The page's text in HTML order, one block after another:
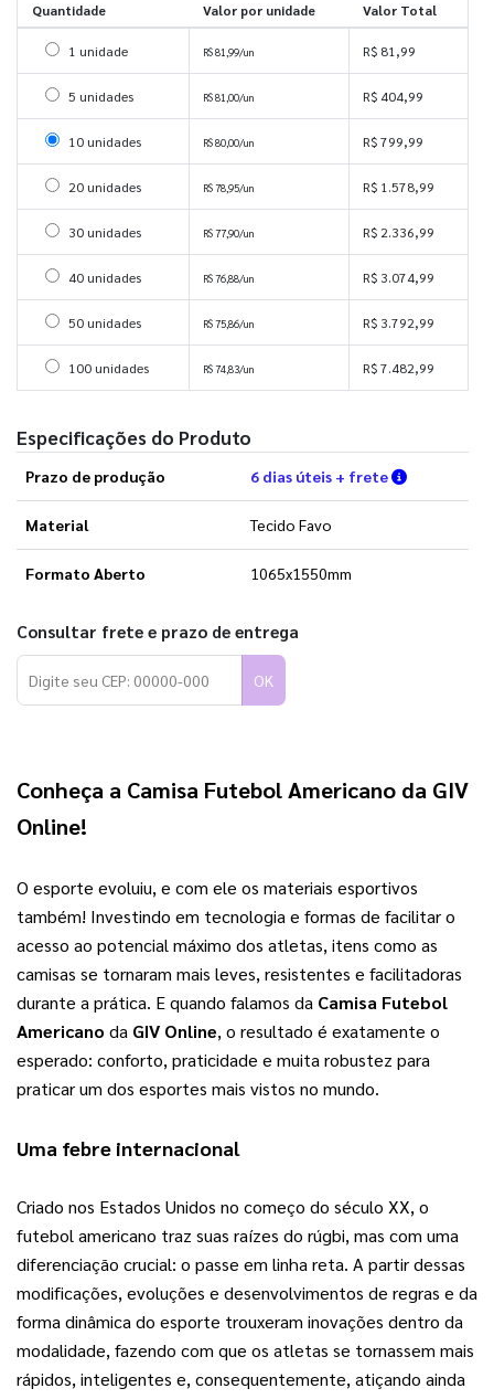
Quantidade Valor por unidade Valor Total
Selecionar 1 unidade
1 unidade R$ 81,99/un R$ 81,99
Selecionar 5 unidades
5 unidades R$ 81,00/un R$ 404,99
Selecionar 10 unidades
10 unidades R$ 80,00/un R$ 799,99
Selecionar 20 unidades
20 unidades R$ 78,95/un R$ 1.578,99
Selecionar 30 unidades
30 unidades R$ 77,90/un R$ 2.336,99
Selecionar 40 unidades
40 unidades R$ 76,88/un R$ 3.074,99
Selecionar 50 unidades
50 unidades R$ 75,86/un R$ 3.792,99
Selecionar 100 unidades
100 unidades R$ 74,83/un R$ 7.482,99
Especificações do Produto
Prazo de produção 6 dias úteis + frete Verifique
Material Tecido Favo
Formato Aberto 1065x1550mm
Consultar frete e prazo de entrega
OK
Conheça a Camisa Futebol Americano da GIV
Online!
O esporte evoluiu, e com ele os materiais esportivos
também! Investindo em tecnologia e formas de facilitar o
acesso ao potencial máximo dos atletas, itens como as
camisas se tornaram mais leves, resistentes e facilitadoras
durante a prática. E quando falamos da Camisa Futebol
Americano da GIV Online, o resultado é exatamente o
esperado: conforto, praticidade e muita robustez para
praticar um dos esportes mais vistos no mundo.
Uma febre internacional
Criado nos Estados Unidos no começo do século XX, o
futebol americano traz suas raízes do rúgbi, mas com uma
diferenciação crucial: o passe em linha reta. A partir dessas
modificações, evoluções e desenvolvimentos de regras e da
forma dinâmica do esporte trouxeram inovações dentro da
modalidade, fazendo com que os atletas se tornassem mais
rápidos, inteligentes e, consequentemente, atiçando ainda